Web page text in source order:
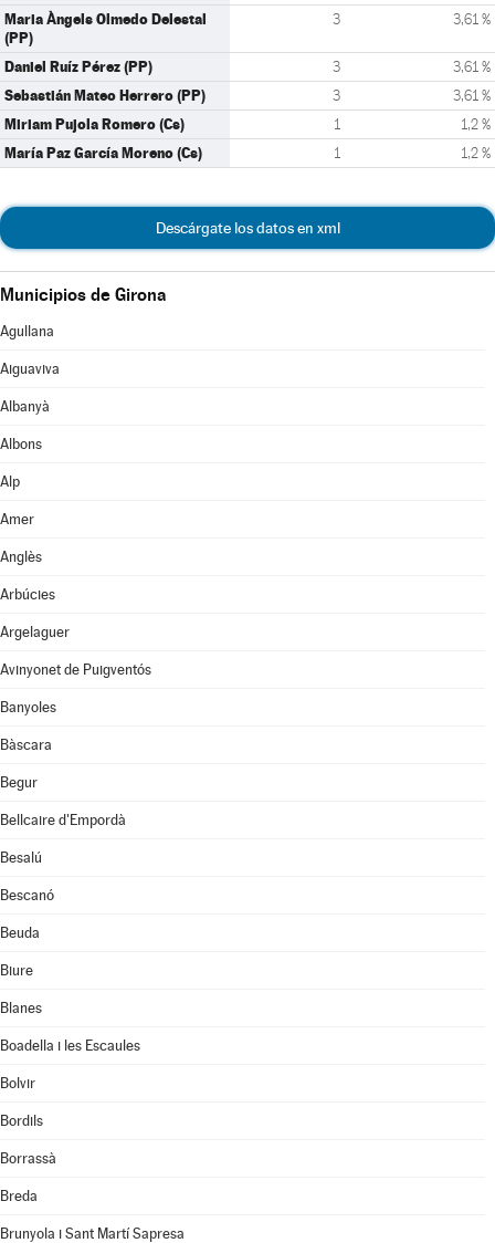
Maria Àngels Olmedo Delestal
(PP)
3 3,61 %
Daniel Ruíz Pérez (PP) 3 3,61 %
Sebastián Mateo Herrero (PP) 3 3,61 %
Miriam Pujola Romero (Cs) 1 1,2 %
María Paz García Moreno (Cs) 1 1,2 %
Descárgate los datos en xml
Municipios de Girona
Agullana
Aiguaviva
Albanyà
Albons
Alp
Amer
Anglès
Arbúcies
Argelaguer
Avinyonet de Puigventós
Banyoles
Bàscara
Begur
Bellcaire d'Empordà
Besalú
Bescanó
Beuda
Biure
Blanes
Boadella i les Escaules
Bolvir
Bordils
Borrassà
Breda
Brunyola i Sant Martí Sapresa